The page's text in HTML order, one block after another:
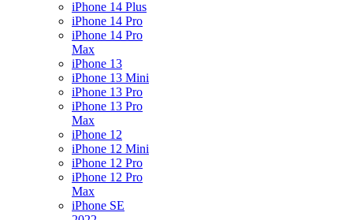
iPhone 14 Plus
iPhone 14 Pro
iPhone 14 Pro
Max
iPhone 13
iPhone 13 Mini
iPhone 13 Pro
iPhone 13 Pro
Max
iPhone 12
iPhone 12 Mini
iPhone 12 Pro
iPhone 12 Pro
Max
iPhone SE